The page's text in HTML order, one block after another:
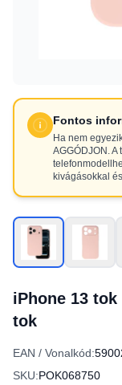
Fontos
Ha nem
AGGÓDJON. A
kivágásokkal
iPhone 13
tok
EAN / Vonalkód:
SKU:POK068750